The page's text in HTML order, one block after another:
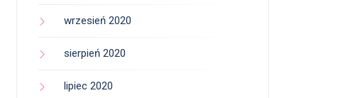
wrzesień 2020
sierpień 2020
lipiec 2020